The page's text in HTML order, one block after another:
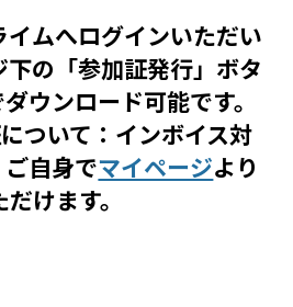
ムへログインいただい
下の「参加証発行」ボタ
ウンロード可能です。
ついて：インボイス対
ご自身でマイページより
けます。